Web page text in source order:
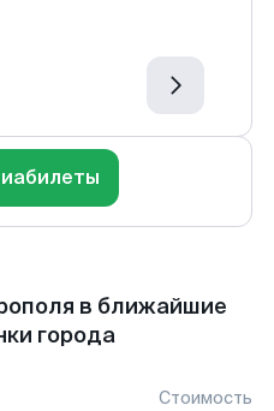
в ближайшие
города
Стоимость